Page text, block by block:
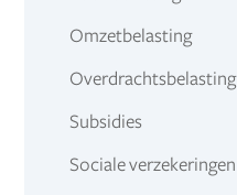
Omzetbelasting
Overdrachtsbelasting
Subsidies
Sociale verzekeringen